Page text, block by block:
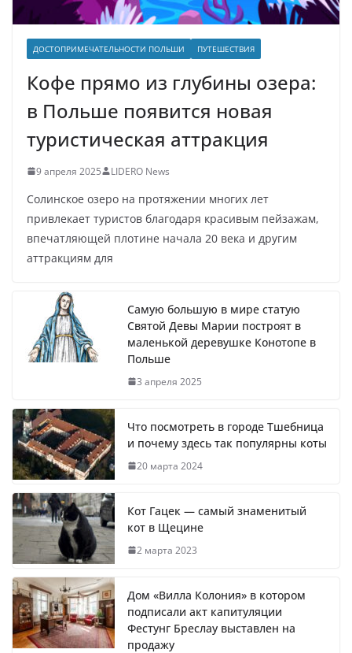
ДОСТОПРИМЕЧАТЕЛЬНОСТИ ПОЛЬШИ ПУТЕШЕСТВИЯ
Кофе прямо из глубины озера:
в Польше появится новая
туристическая аттракция
9 апреля 2025 LIDERO News
Солинское озеро на протяжении многих лет
привлекает туристов благодаря красивым пейзажам,
впечатляющей плотине начала 20 века и другим
аттракциям для
Самую большую в мире статую
Святой Девы Марии построят в
маленькой деревушке Конотопе в
Польше
3 апреля 2025
Что посмотреть в городе Тшебница
и почему здесь так популярны коты
20 марта 2024
Кот Гацек — самый знаменитый
кот в Щецине
2 марта 2023
Дом «Вилла Колония» в котором
подписали акт капитуляции
Фестунг Бреслау выставлен на
продажу